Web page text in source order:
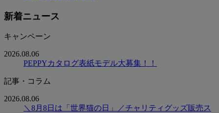
新着ニュース
キャンペーン
2026.08.06
PEPPYカタログ表紙モデル大募集！！
記事・コラム
2026.08.06
＼8月8日は「世界猫の日」／チャリティグッズ販売ス